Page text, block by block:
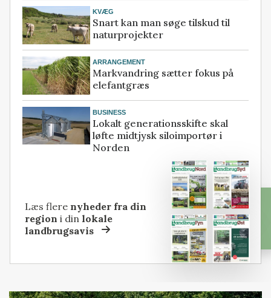
KVÆG
Snart kan man søge tilskud til
naturprojekter
ARRANGEMENT
Markvandring sætter fokus på
elefantgræs
BUSINESS
Lokalt generationsskifte skal
løfte midtjysk siloimportør i
Norden
Læs flere nyheder fra din
region i dinlokale
landbrugsavis